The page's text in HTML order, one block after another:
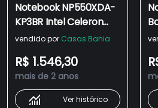
Notebook NP550XDA-
KP3BR Intel Celeron
Dual-Core 4GB 256GB
Polegadas Full HD
Wind11 Samsung
vendido por Casas Bahia
R$ 1.546,30
mais de 2 anos
Ver histórico